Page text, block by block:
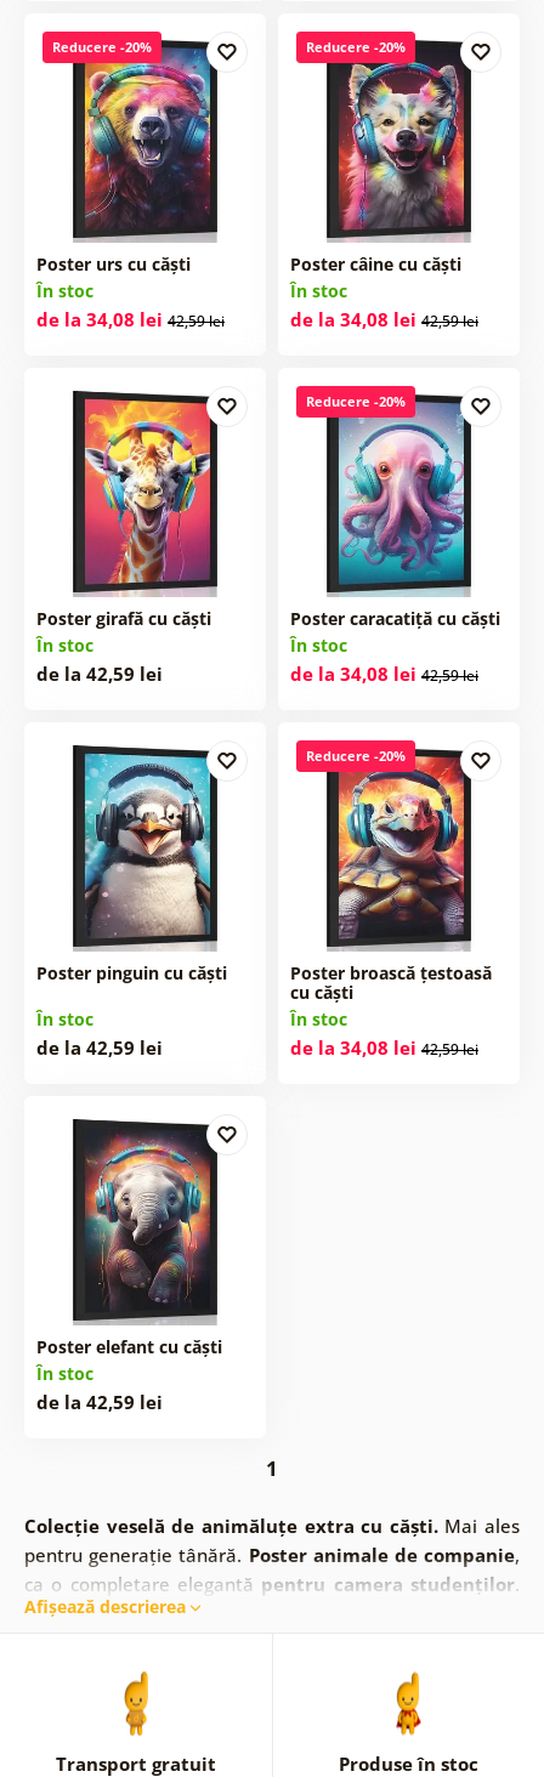
Reducere -20%
Poster urs cu căști
În stoc
de la 34,08 lei 42,59 lei
Reducere -20%
Poster câine cu căști
În stoc
de la 34,08 lei 42,59 lei
Poster girafă cu căști
În stoc
de la 42,59 lei
Reducere -20%
Poster caracatiță cu căști
În stoc
de la 34,08 lei 42,59 lei
Poster pinguin cu căști
În stoc
de la 42,59 lei
Reducere -20%
Poster broască țestoasă
cu căști
În stoc
de la 34,08 lei 42,59 lei
Poster elefant cu căști
În stoc
de la 42,59 lei
1
Colecție veselă de animăluțe extra cu căști.Mai ales
pentru generație tânără. Poster animale de companie,
ca o completare elegantă pentru camera studenților.
Achiziționați-vă întreaga colecție. Animale zâmbitoare cu
adorabil cu căști sunt potrivite, de exemplu și în camera
de copii. Această piesă unică nu va trece neobservată. Le
puteți găsi și ca
Afișează descrierea
Transport gratuit Produse în stoc